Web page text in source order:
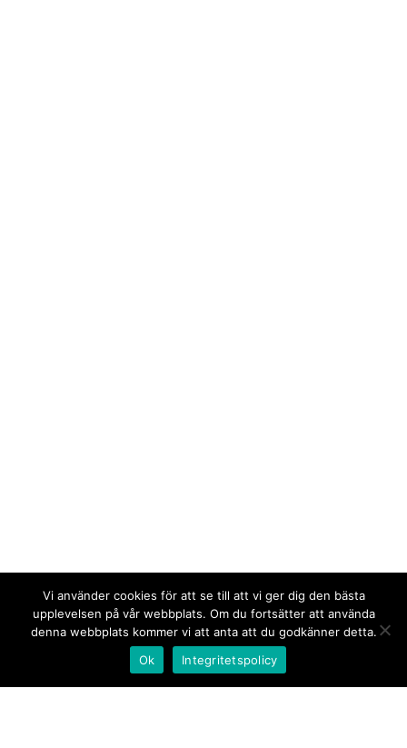
Vi använder cookies för att se till att vi ger dig den bästa
upplevelsen på vår webbplats. Om du fortsätter att använda
denna webbplats kommer vi att anta att du godkänner detta.
Ok
Integritetspolicy